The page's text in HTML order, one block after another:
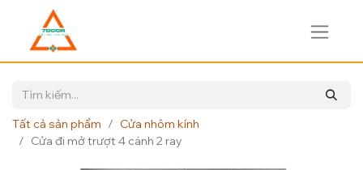
Tất cả sản phẩm
Cửa nhôm kính
Cửa đi mở trượt 4 cánh 2 ray